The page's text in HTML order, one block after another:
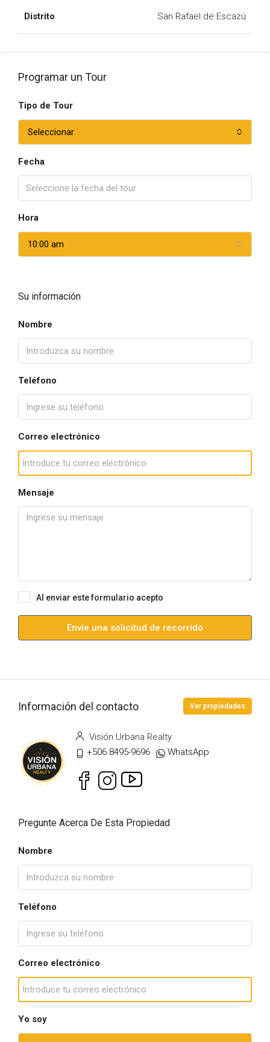
Distrito San Rafael de Escazú
Programar un Tour
Tipo de Tour
Seleccionar
Fecha
Hora
10:00 am
Su información
Nombre
Teléfono
Correo electrónico
Mensaje
Al enviar este formulario acepto
Envíe una solicitud de recorrido
Información del contacto Ver propiedades
Visión Urbana Realty
+506 8495-9696
WhatsApp
Pregunte Acerca De Esta Propiedad
Nombre
Teléfono
Correo electrónico
Yo soy